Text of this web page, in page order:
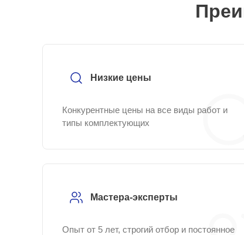
Низкие цены
Конкурентные цены на все виды работ и
типы комплектующих
Мастера-эксперты
Опыт от 5 лет, строгий отбор и постоянное